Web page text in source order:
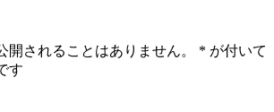
開されることはありません。 * が付いて
す